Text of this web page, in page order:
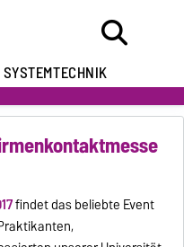
findet das beliebte Event